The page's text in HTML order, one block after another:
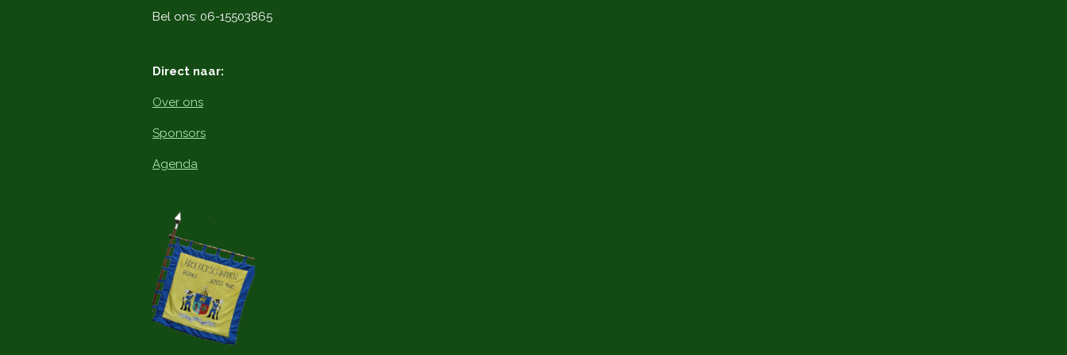
o
k
Bel ons: 06-15503865
Direct naar:
Over ons
Sponsors
Agenda